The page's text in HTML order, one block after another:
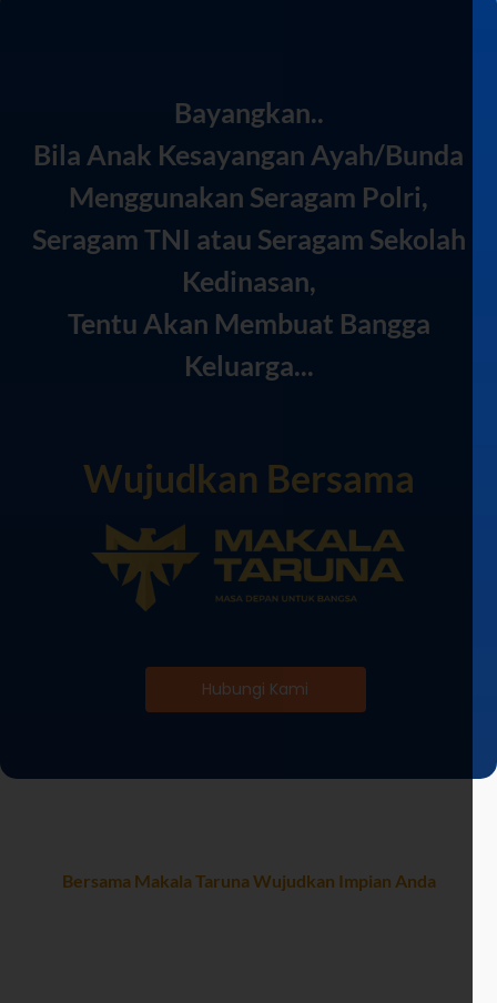
Bayangkan..
Bila Anak Kesayangan Ayah/Bunda
Menggunakan Seragam Polri,
Seragam TNI atau Seragam Sekolah
Kedinasan,
Tentu Akan Membuat Bangga
Keluarga...
Wujudkan Bersama
Hubungi Kami
Bersama Makala Taruna Wujudkan Impian Anda